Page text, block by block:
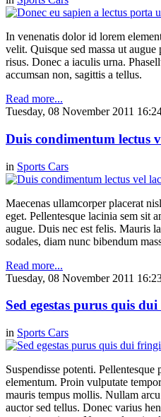
In venenatis dolor id lorem
velit. Quisque sed massa ut
risus. Donec a iaculis urna.
accumsan non, sagittis a tellus.
Read more...
Tuesday, 08 November 2011
Duis condimentum lectus
in Sports Cars
Maecenas ullamcorper placerat
eget. Pellentesque lacinia sem sit
augue. Duis nec est felis. Mauris
sodales, diam nunc bibendum
Read more...
Tuesday, 08 November 2011
Sed egestas purus quis
in Sports Cars
Suspendisse potenti.
elementum. Proin vulputate
mauris tempus mollis. Nullam
auctor sed tellus. Donec varius